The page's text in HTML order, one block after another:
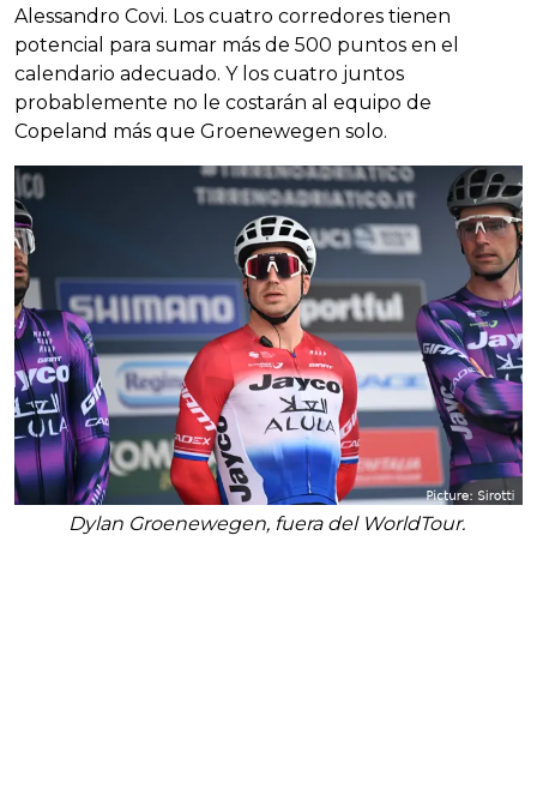
Alessandro Covi. Los cuatro corredores tienen
potencial para sumar más de 500 puntos en el
calendario adecuado. Y los cuatro juntos
probablemente no le costarán al equipo de
Copeland más que Groenewegen solo.
Dylan Groenewegen, fuera del WorldTour.